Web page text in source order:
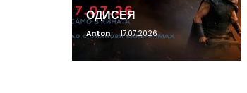
ОДИСЕЯ
Anton 17.07.2026